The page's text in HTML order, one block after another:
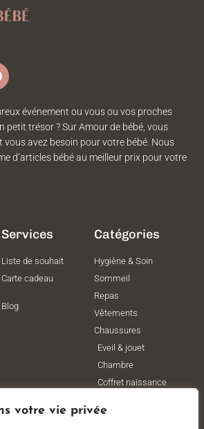
votre vie privée
événement ou vous ou vos proches
petit trésor ? Sur Amour de bébé, vous
avez besoin pour votre bébé. Nous
d’articles bébé au meilleur prix pour votre
Services
Liste de souhait
Carte cadeau
Blog
Catégories
Hygiène & Soin
Sommeil
Repas
Vêtements
Chaussures
Eveil & jouet
Chambre
Coffret naissance
Vêtements de